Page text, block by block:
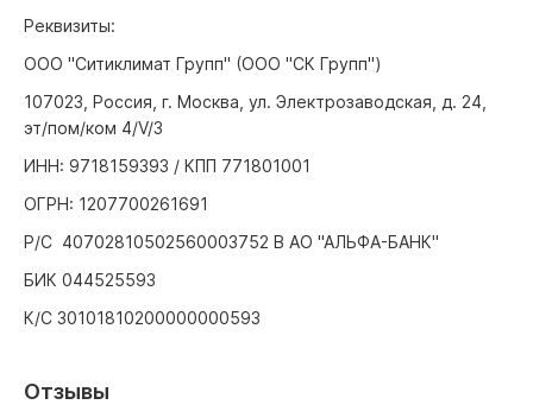
Реквизиты:
ООО "Ситиклимат Групп" (ООО "СК Групп")
107023, Россия, г. Москва, ул. Электрозаводская, д. 24,
эт/пом/ком 4/V/3
ИНН: 9718159393 / КПП 771801001
ОГРН: 1207700261691
Р/С 40702810502560003752 В АО "АЛЬФА-БАНК"
БИК 044525593
К/С 30101810200000000593
Отзывы